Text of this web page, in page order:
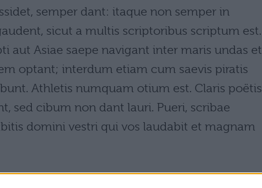
semper dant: itaque non semper in
sicut a multis scriptoribus scriptum est.
aut Asiae saepe navigant inter maris undas et
optant; interdum etiam cum saevis piratis
Athletis numquam otium est. Claris poëtis
sed cibum non dant lauri. Pueri, scribae
domini vestri qui vos laudabit et magnam